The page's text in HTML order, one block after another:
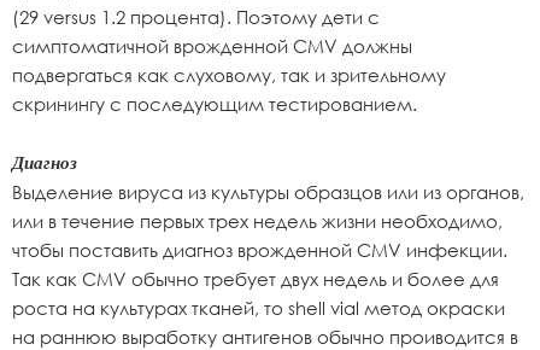
(29 versus 1.2 процента). Поэтому дети с
симптоматичной врожденной CMV должны
подвергаться как слуховому, так и зрительному
скринингу с последующим тестированием.
Диагноз
Выделение вируса из культуры образцов или из органов,
или в течение первых трех недель жизни необходимо,
чтобы поставить диагноз врожденной CMV инфекции.
Так как CMV обычно требует двух недель и более для
роста на культурах тканей, то shell vial метод окраски
на раннюю выработку антигенов обычно проиводится в